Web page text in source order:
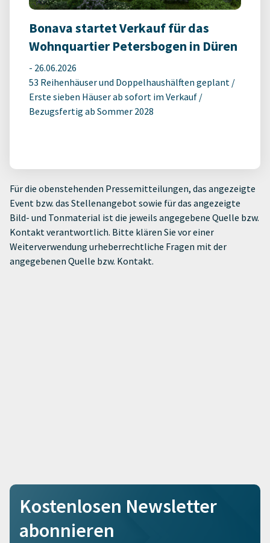
Bonava startet Verkauf für das
Wohnquartier Petersbogen in Düren
- 26.06.2026
53 Reihenhäuser und Doppelhaushälften geplant /
Erste sieben Häuser ab sofort im Verkauf /
Bezugsfertig ab Sommer 2028
Für die obenstehenden Pressemitteilungen, das angezeigte
Event bzw. das Stellenangebot sowie für das angezeigte
Bild- und Tonmaterial ist die jeweils angegebene Quelle bzw.
Kontakt verantwortlich. Bitte klären Sie vor einer
Weiterverwendung urheberrechtliche Fragen mit der
angegebenen Quelle bzw. Kontakt.
Kostenlosen Newsletter
abonnieren